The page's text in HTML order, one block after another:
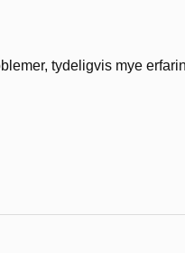
tydeligvis mye